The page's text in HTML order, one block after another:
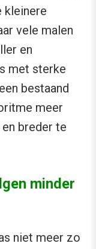
kleinere
vele malen
en
met sterke
bestaand
meer
en breder te
minder
niet meer zo